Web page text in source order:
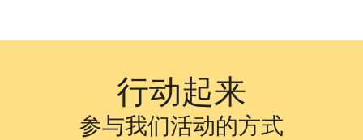
行动起来
参与我们活动的方式